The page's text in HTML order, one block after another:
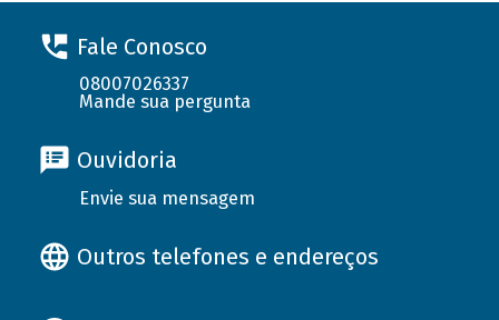
Fale Conosco
08007026337
Mande sua pergunta
Ouvidoria
Envie sua mensagem
Outros telefones e endereços